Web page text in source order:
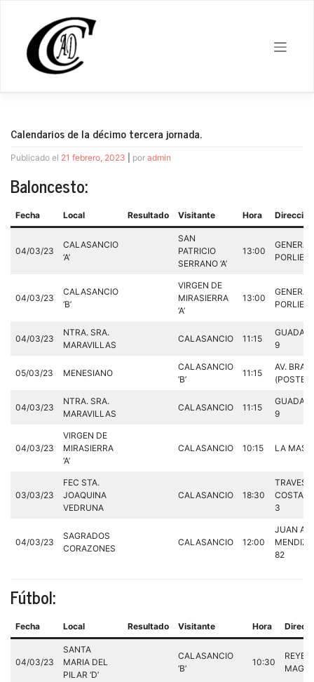
contenido
Calendarios de la décimo tercera jornada.
Publicado el 21 febrero, 2023 por admin
Baloncesto:
Fecha Local Resultado Visitante Hora Dirección
04/03/23
CALASANCIO
‘A’
SAN
PATRICIO
SERRANO ‘A’
13:00
04/03/23
CALASANCIO
‘B’
VIRGEN DE
MIRASIERRA
‘A’
13:00
04/03/23
NTRA. SRA.
MARAVILLAS
CALASANCIO 11:15
9
05/03/23 MENESIANO
CALASANCIO
‘B’
11:15
AV.
04/03/23
NTRA. SRA.
MARAVILLAS
CALASANCIO 11:15
9
04/03/23
VIRGEN DE
MIRASIERRA
‘A’
CALASANCIO 10:15 LA
03/03/23
FEC STA.
JOAQUINA
VEDRUNA
CALASANCIO 18:30
COSTA
3
04/03/23
SAGRADOS
CORAZONES
CALASANCIO 12:00
JUAN
82
Fútbol:
Fecha Local Resultado Visitante Hora
04/03/23
SANTA
MARIA DEL
PILAR ‘D’
CALASANCIO
‘B’
10:30
REYES